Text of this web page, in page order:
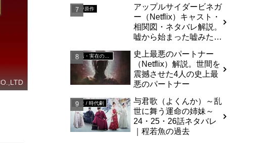
本が原作
アップルサイダービネガ
ー（Netflix）キャスト・
相関図・ネタバレ解説。
嘘から始まった嘘みたい
史上最悪のパートナー
（Netflix）解説。世間を
震撼させた4人の史上最
悪のパートナー
歴史 / 時代劇
与君歌（よくんか）～乱
世に舞う運命の姉妹～
24・25・26話ネタバレ
｜程若魚の過去